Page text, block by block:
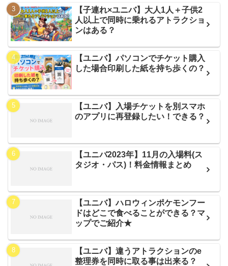
【子連れ×ユニバ】大人1人＋子供2
人以上で同時に乗れるアトラクショ
ンはある？
【ユニバ】パソコンでチケット購入
した場合印刷した紙を持ち歩くの？
【ユニバ】入場チケットを別スマホ
のアプリに再登録したい！できる？
【ユニバ2023年】11月の入場料(ス
タジオ・パス)！料金情報まとめ
【ユニバ】ハロウィンポケモンフー
ドはどこで食べることができる？マ
ップでご紹介★
【ユニバ】違うアトラクションのe
整理券を同時に取る事は出来る？